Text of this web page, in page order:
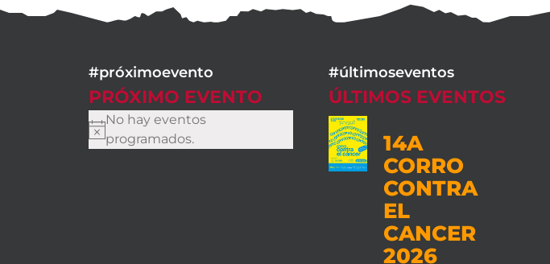
#próximoevento
PRÓXIMO EVENTO
Aviso
No hay eventos
programados.
#últimoseventos
ÚLTIMOS EVENTOS
14A
CORRO
CONTRA
EL
CANCER
2026